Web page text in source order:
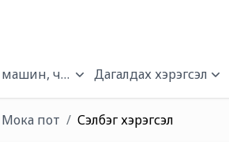
чанагч, нэрэгчДагалдах хэрэгсэл
Мока пот Сэлбэг хэрэгсэл